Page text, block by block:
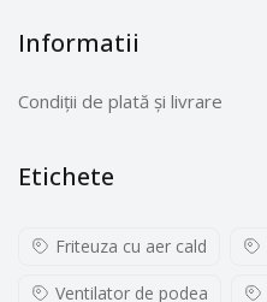
Informatii
Condiții de plată și livrare
Etichete
Friteuza cu aer cald
Ventilator de podea